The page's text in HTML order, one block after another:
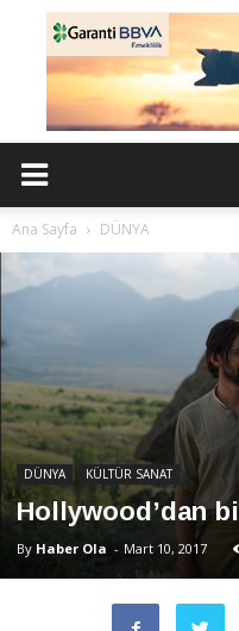
Ana Sayfa DÜNYA
DÜNYA KÜLTÜR SANAT
Hollywood’dan
By Haber Ola - Mart 10, 2017